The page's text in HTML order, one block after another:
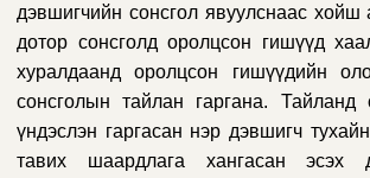
дэвшигчийн сонсгол явуулснаас
дотор сонсголд оролцсон гишүүд
хуралдаанд оролцсон гишүүдийн
сонсголын тайлан гаргана. Тайланд
үндэслэн гаргасан нэр дэвшигч
тавих шаардлага хангасан эсэх